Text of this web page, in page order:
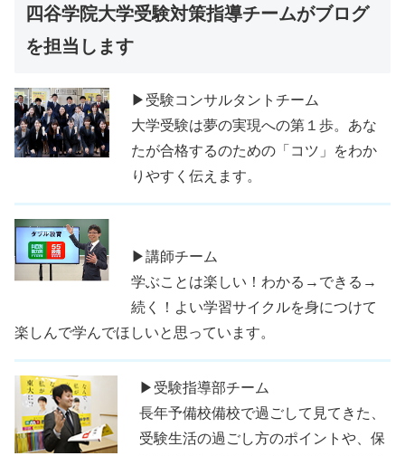
四谷学院大学受験対策指導チームがブログ
を担当します
▶受験コンサルタントチーム
大学受験は夢の実現への第１歩。あな
たが合格するのための「コツ」をわか
りやすく伝えます。
▶講師チーム
学ぶことは楽しい！わかる→できる→
続く！よい学習サイクルを身につけて
楽しんで学んでほしいと思っています。
▶受験指導部チーム
長年予備校備校で過ごして見てきた、
受験生活の過ごし方のポイントや、保